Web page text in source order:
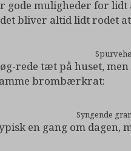
gode muligheder for
bliver altid lidt rodet at
rede tæt på huset,
brombærkrat:
Syngende
en gang om